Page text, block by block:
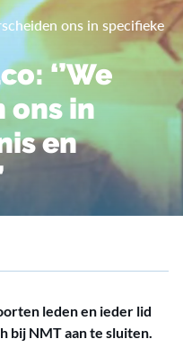
ons in specifieke
‘’We
ons in
en
leden en ieder lid
bij NMT aan te sluiten.